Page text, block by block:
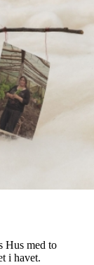
Hus med to
i havet.